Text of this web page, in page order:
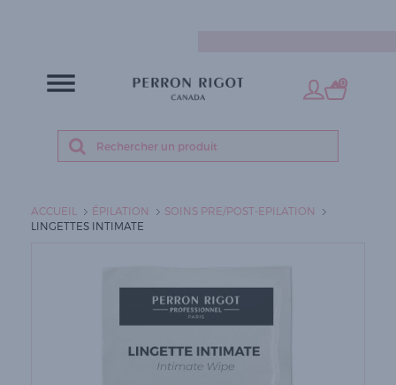
0
ACCUEIL ÉPILATION
SOINS PRE/POST-EPILATION
LINGETTES INTIMATE